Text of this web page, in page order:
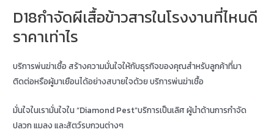
D18กำจัดผีเสื้อข้าวสารในโรงงานที่ไหนดี
ราคาเท่าไร
บริการพ่นฆ่าเชื้อ สร้างความมั่นใจให้กับธุรกิจของคุณสำหรับลูกค้าที่มา
ติดต่อหรือผู้มาเยือนได้อย่างสบายใจด้วย บริการพ่นฆ่าเชื้อ
มั่นใจในเรามั่นใจใน “Diamond Pest”บริการเป็นเลิศ ผู้นำด้านการกำจัด
ปลวก แมลง และสัตว์รบกวนต่างๆ